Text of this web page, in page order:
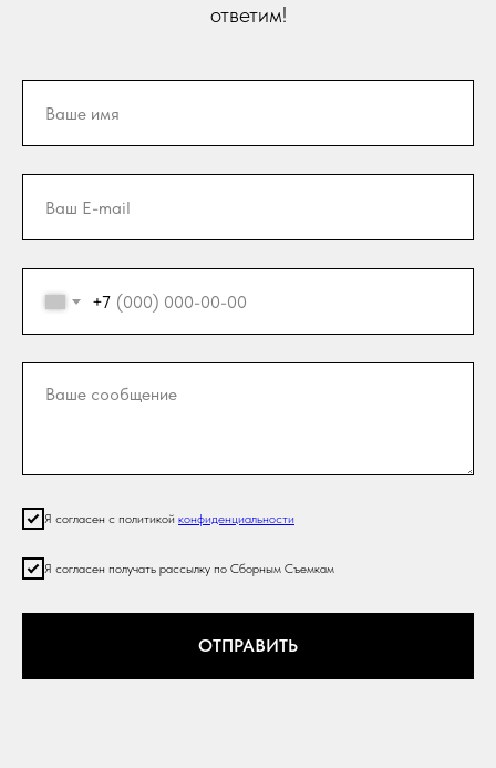
ответим!
+7
Я согласен с политикой конфиденциальности
Я согласен получать рассылку по Сборным Съемкам
ОТПРАВИТЬ